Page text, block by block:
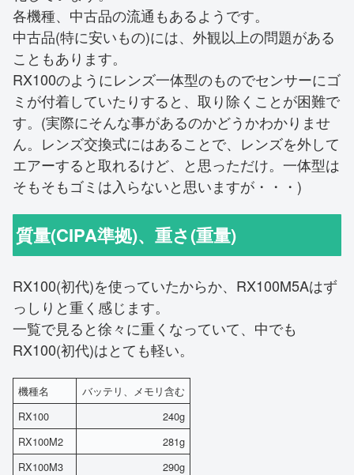
各機種、中古品の流通もあるようです。
中古品(特に安いもの)には、外観以上の問題がある
こともあります。
RX100のようにレンズ一体型のものでセンサーにゴ
ミが付着していたりすると、取り除くことが困難で
す。(実際にそんな事があるのかどうかわかりませ
ん。レンズ交換式にはあることで、レンズを外して
エアーすると取れるけど、と思っただけ。一体型は
そもそもゴミは入らないと思いますが・・・)
質量(CIPA準拠)、重さ(重量)
RX100(初代)を使っていたからか、RX100M5Aはず
っしりと重く感じます。
一覧で見ると徐々に重くなっていて、中でも
RX100(初代)はとても軽い。
機種名
バッテリ、メモリ含む
RX100
240g
RX100M2
281g
RX100M3
290g